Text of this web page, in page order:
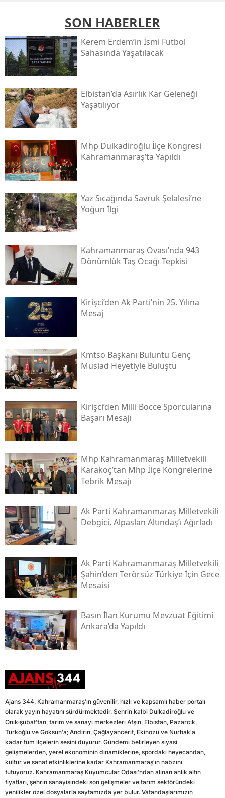
SON HABERLER
Kerem Erdem’in İsmi Futbol
Sahasında Yaşatılacak
Elbistan’da Asırlık Kar Geleneği
Yaşatılıyor
Mhp Dulkadiroğlu İlçe Kongresi
Kahramanmaraş’ta Yapıldı
Yaz Sıcağında Savruk Şelalesi’ne
Yoğun İlgi
Kahramanmaraş Ovası’nda 943
Dönümlük Taş Ocağı Tepkisi
Kirişci’den Ak Parti’nin 25. Yılına
Mesaj
Kmtso Başkanı Buluntu Genç
Müsi̇ad Heyetiyle Buluştu
Kirişci’den Milli Bocce Sporcularına
Başarı Mesajı
Mhp Kahramanmaraş Milletvekili
Karakoç’tan Mhp İlçe Kongrelerine
Tebrik Mesajı
Ak Parti Kahramanmaraş Milletvekili
Debgici, Alpaslan Altındaş’ı Ağırladı
Ak Parti Kahramanmaraş Milletvekili
Şahin’den Terörsüz Türkiye İçin Gece
Mesaisi
Basın İlan Kurumu Mevzuat Eğitimi
Ankara’da Yapıldı
Ajans 344, Kahramanmaraş'ın güvenilir, hızlı ve kapsamlı haber portalı
olarak yayın hayatını sürdürmektedir. Şehrin kalbi Dulkadiroğlu ve
Onikişubat'tan, tarım ve sanayi merkezleri Afşin, Elbistan, Pazarcık,
Türkoğlu ve Göksun'a; Andırın, Çağlayancerit, Ekinözü ve Nurhak'a
kadar tüm ilçelerin sesini duyurur. Gündemi belirleyen siyasi
gelişmelerden, yerel ekonominin dinamiklerine, spordaki heyecandan,
kültür ve sanat etkinliklerine kadar Kahramanmaraş'ın nabzını
tutuyoruz. Kahramanmaraş Kuyumcular Odası'ndan alınan anlık altın
fiyatları, şehrin sanayisindeki son gelişmeler ve tarım sektöründeki
yenilikler özel dosyalarla sayfamızda yer bulur. Vatandaşlarımızın